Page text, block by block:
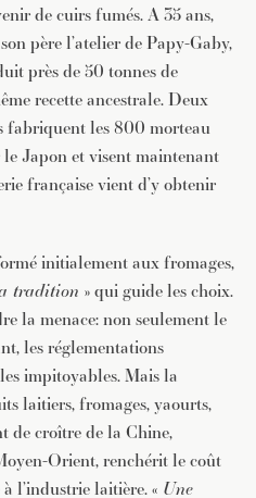
de cuirs fumés. A 35 ans,
père l’atelier de Papy-Gaby,
près de 50 tonnes de
recette ancestrale. Deux
fabriquent les 800 morteau
Japon et visent maintenant
française vient d’y obtenir
initialement aux fromages,
tradition » qui guide les choix.
la menace: non seulement le
les réglementations
impitoyables. Mais la
laitiers, fromages, yaourts,
de croître de la Chine,
Orient, renchérit le coût
l’industrie laitière. « Une